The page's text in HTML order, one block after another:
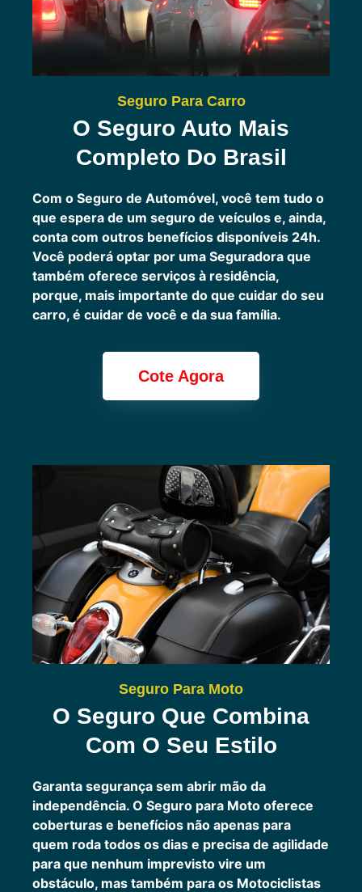
Seguro Para Carro
O Seguro Auto Mais
Completo Do Brasil
Com o Seguro de Automóvel, você tem tudo o
que espera de um seguro de veículos e, ainda,
conta com outros benefícios disponíveis 24h.
Você poderá optar por uma Seguradora que
também oferece serviços à residência,
porque, mais importante do que cuidar do seu
carro, é cuidar de você e da sua família.
Cote Agora
Seguro Para Moto
O Seguro Que Combina
Com O Seu Estilo
Garanta segurança sem abrir mão da
independência. O Seguro para Moto oferece
coberturas e benefícios não apenas para
quem roda todos os dias e precisa de agilidade
para que nenhum imprevisto vire um
obstáculo, mas também para os Motociclistas